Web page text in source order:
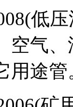
低压
空气
用途